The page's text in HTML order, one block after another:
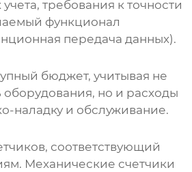
требования к точности
функционал
передача данных).
бюджет, учитывая не
оборудования, но и расходы
наладку и обслуживание.
соответствующий
Механические счетчики